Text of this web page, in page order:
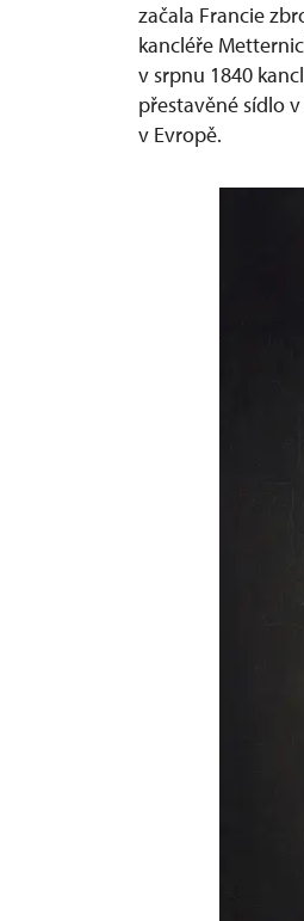
začala Francie
kancléře
v srpnu 1840
přestavěné sídlo
v Evropě.